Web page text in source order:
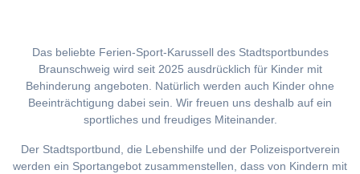
Das beliebte Ferien-Sport-Karussell des Stadtsportbundes
Braunschweig wird seit 2025 ausdrücklich für Kinder mit
Behinderung angeboten. Natürlich werden auch Kinder ohne
Beeinträchtigung dabei sein. Wir freuen uns deshalb auf ein
sportliches und freudiges Miteinander.
Der Stadtsportbund, die Lebenshilfe und der Polizeisportverein
werden ein Sportangebot zusammenstellen, dass von Kindern mit